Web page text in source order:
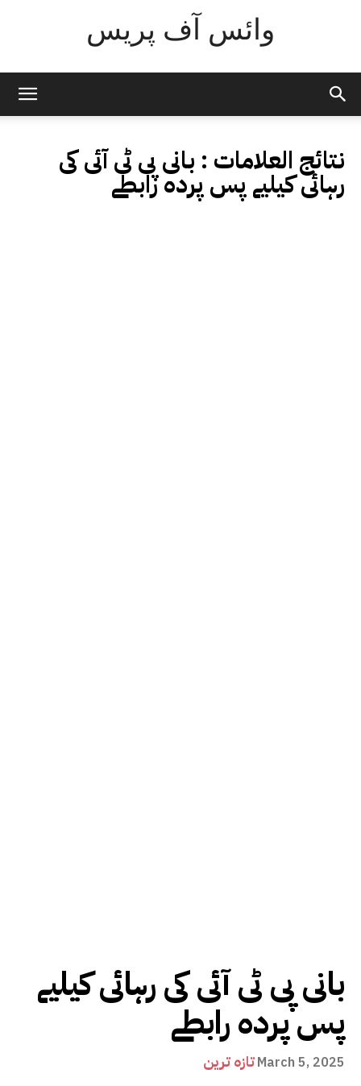
وائس آف پریس
نتائج العلامات : بانی پی ٹی آئی کی
رہائی کیلیے پس پردہ رابطے
بانی پی ٹی آئی کی رہائی کیلیے
پس پردہ رابطے
تازہ ترینMarch 5, 2025